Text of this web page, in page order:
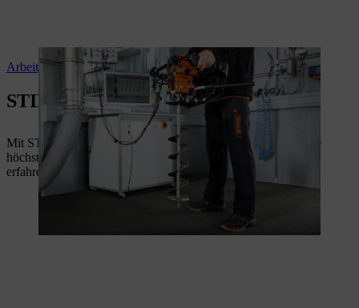
Arbeitgebende Richtlinie Vibration
STIHL Sicherheit und Qualität
Mit STIHL setzen Sie auf zuverlässige Arbeitssicherheit sowie
höchste Qualitätsstandards bei der Entwicklung. Jetzt mehr
erfahren.